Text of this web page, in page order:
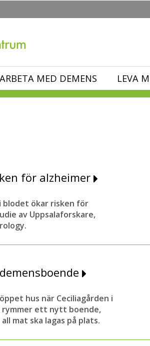
ARBETA MED DEMENS LEVA
för alzheimer
blodet ökar risken för
av Uppsalaforskare,
hus när Ceciliagården i
rymmer ett nytt boende,
mat ska lagas på plats.